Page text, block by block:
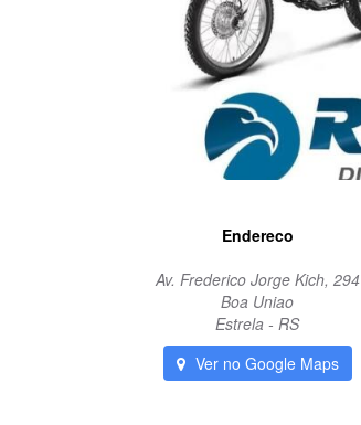
Endereco
Av. Frederico Jorge Kich, 294
Boa Uniao
Estrela - RS
Ver no Google Maps